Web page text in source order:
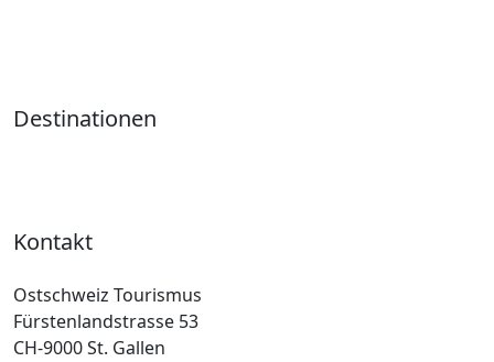
Destinationen
Kontakt
Ostschweiz Tourismus
Fürstenlandstrasse 53
CH-9000 St. Gallen